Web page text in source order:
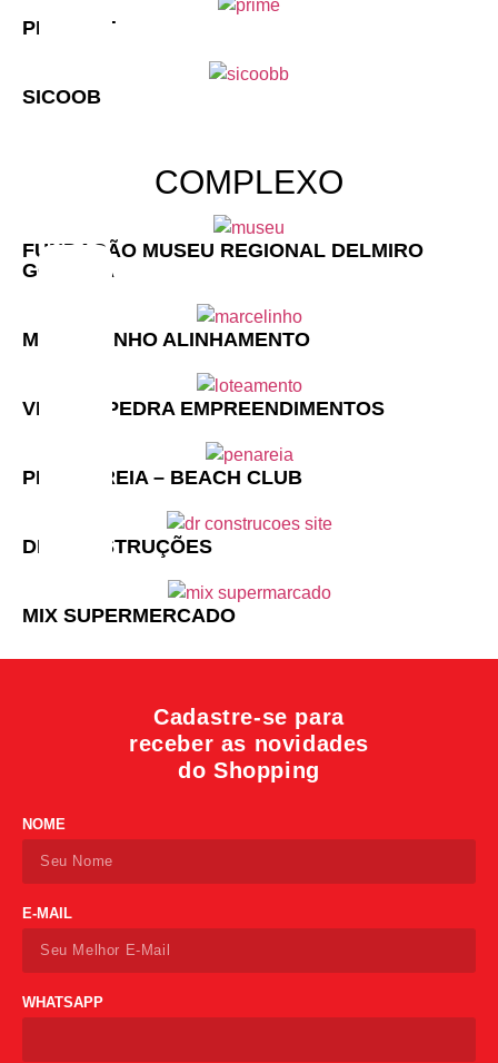
PRIMEFIT
SICOOB
COMPLEXO
FUNDAÇÃO MUSEU REGIONAL DELMIRO
GOUVEIA
MARCELINHO ALINHAMENTO
VILA DA PEDRA EMPREENDIMENTOS
PÉ NA AREIA – BEACH CLUB
DR CONSTRUÇÕES
MIX SUPERMERCADO
Cadastre-se para
receber as novidades
do Shopping
NOME
E-MAIL
WHATSAPP